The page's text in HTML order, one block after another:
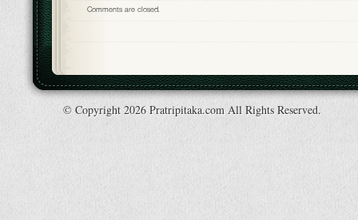
Comments are closed.
© Copyright 2026 Pratripitaka.com All Rights Reserved.